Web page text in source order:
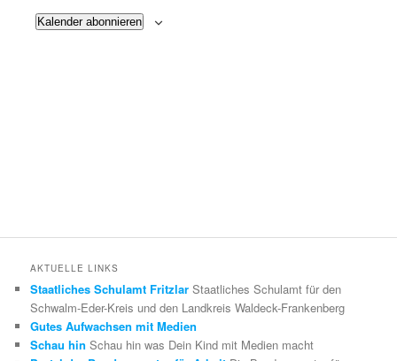
Kalender abonnieren
AKTUELLE LINKS
Staatliches Schulamt Fritzlar Staatliches Schulamt für den
Schwalm-Eder-Kreis und den Landkreis Waldeck-Frankenberg
Gutes Aufwachsen mit Medien
Schau hin Schau hin was Dein Kind mit Medien macht